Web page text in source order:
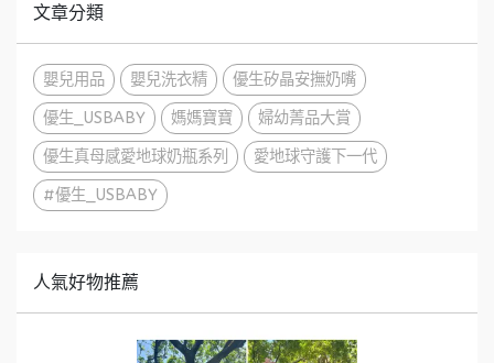
文章分類
嬰兒用品 嬰兒洗衣精 優生矽晶安撫奶嘴
優生_USBABY 媽媽寶寶 婦幼菁品大賞
優生真母感愛地球奶瓶系列 愛地球守護下一代
#優生_USBABY
人氣好物推薦